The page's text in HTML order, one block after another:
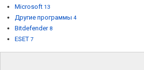
Microsoft 13
Другие программы 4
Bitdefender 8
ESET 7